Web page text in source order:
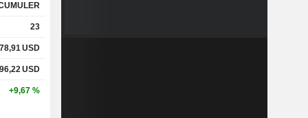
23
USD
USD
+9,67 %